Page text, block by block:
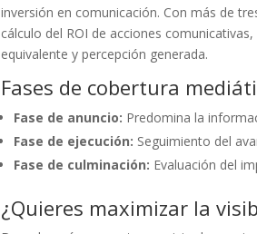
inversión en comunicación. Con más de
cálculo del ROI de acciones
equivalente y percepción generada.
Fases de cobertura
Fase de anuncio: Predomina la
Fase de ejecución: Seguimiento del
Fase de culminación: Evaluación del
¿Quieres maximizar la